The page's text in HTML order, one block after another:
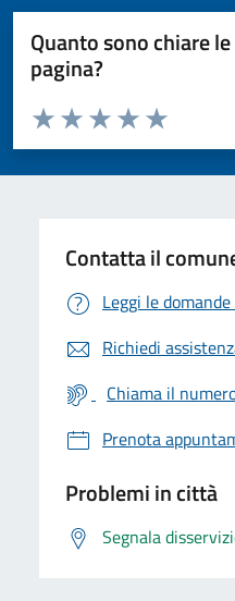
Quanto sono chiare
pagina?
Valuta da 1 a 5 stelle la pagina
Valuta 5
Valuta 4 stelle
Valuta 3 stelle su 5
Valuta 2 stelle su 5
Valuta 1 stelle su 5
Contatta il
Leggi le
Richiedi
Chiama il
Prenota
Problemi in città
Segnala